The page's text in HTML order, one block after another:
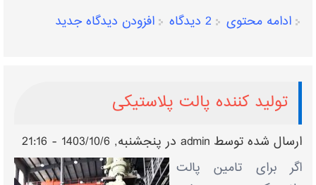
ادامه محتوی
2 دیدگاه افزودن دیدگاه جدید
تولید کننده پالت پلاستیکی
ارسال شده توسطadmin در پنجشنبه, 1403/10/6 - 21:16
اگر برای تامین پالت